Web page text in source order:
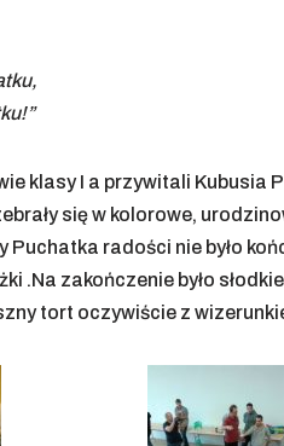
klasy I a przywitali Kubusia
się w kolorowe,
Puchatka radości nie było
.Na zakończenie było
tort oczywiście z